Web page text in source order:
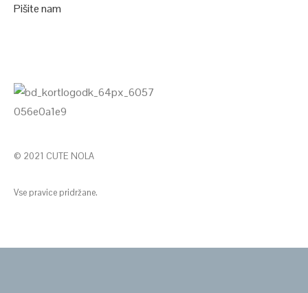
Pišite nam
© 2021 CUTE NOLA
Vse pravice pridržane.